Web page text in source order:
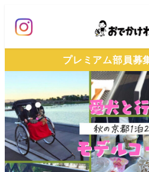
ン
テ
ン
へ
移
プレミアム部員募